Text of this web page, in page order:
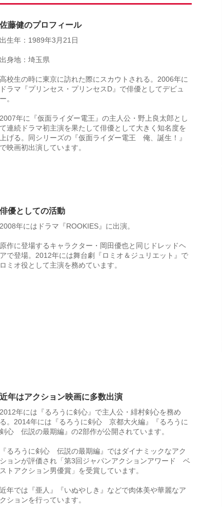
佐藤健のプロフィール
出生年：1989年3月21日
出身地：埼玉県
高校生の時に東京に訪れた際にスカウトされる。2006年に
ドラマ『プリンセス・プリンセスD』で俳優としてデビュ
ー。
2007年に『仮面ライダー電王』の主人公・野上良太郎とし
て連続ドラマ初主演を果たして俳優として大きく知名度を
上げる。同シリーズの『仮面ライダー電王 俺、誕生！』
で映画初出演しています。
俳優としての活動
2008年にはドラマ『ROOKIES』に出演。
原作に登場するキャラクター・岡田優也と同じドレッドヘ
アで登場。2012年には舞台劇『ロミオ＆ジュリエット』で
ロミオ役として主演を務めています。
近年はアクション映画に多数出演
2012年には『るろうに剣心』で主人公・緋村剣心を務め
る。2014年には『るろうに剣心 京都大火編』『るろうに
剣心 伝説の最期編』の2部作が公開されています。
『るろうに剣心 伝説の最期編』ではダイナミックなアク
ションが評価され「第3回ジャパンアクションアワード ベ
ストアクション男優賞」を受賞しています。
近年では『亜人』『いぬやしき』などで肉体美や華麗なア
クションを行っています。